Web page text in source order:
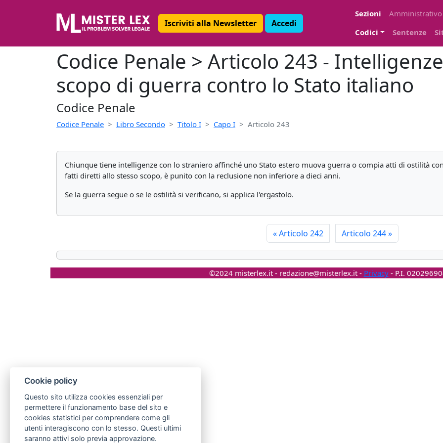
Iscriviti alla Newsletter Accedi
Sezioni
Amministrativo
Codici
Sentenze
Codice Penale > Articolo 243 -
scopo di guerra contro lo Stato italiano
Codice Penale
Codice Penale Libro Secondo Titolo I Capo I Articolo 243
Chiunque tiene intelligenze con lo straniero affinché uno Stato estero muova guerra o compia atti di ostilità
fatti diretti allo stesso scopo, è punito con la reclusione non inferiore a dieci anni.
Se la guerra segue o se le ostilità si verificano, si applica l'ergastolo.
«Articolo 242 Articolo 244»
©2024 misterlex.it - redazione@misterlex.it- Privacy- P.I.
Cookie policy
Questo sito utilizza cookies essenziali per
permettere il funzionamento base del sito e
cookies statistici per comprendere come gli
utenti interagiscono con lo stesso. Questi ultimi
saranno attivi solo previa approvazione.